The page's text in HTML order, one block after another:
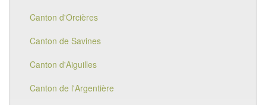
Canton d'Orcières
Canton de Savines
Canton d'Aiguilles
Canton de l'Argentière